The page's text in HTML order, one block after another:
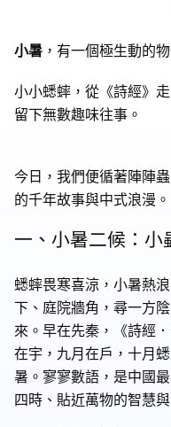
小暑 ，有一個極生動的物
小小蟋蟀，從《詩經》
留下無數趣味往事。
今日，我們便循著陣陣
的千年故事與中式浪漫。
一、小暑二候：小
蟋蟀畏寒喜涼，小暑熱
下、庭院牆角，尋一方
來。早在先秦，《詩經
在宇，九月在戶，十月
暑。寥寥數語，是中國
四時、貼近萬物的智慧與